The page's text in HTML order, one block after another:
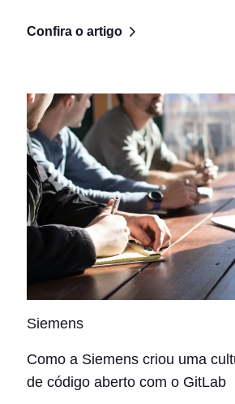
Confira o artigo
Siemens
Como a Siemens criou uma
de código aberto com o GitLab